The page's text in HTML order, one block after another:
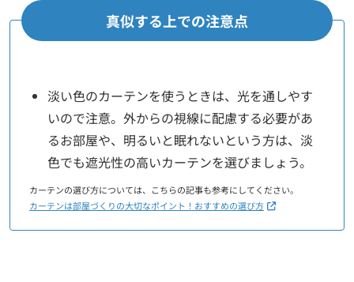
真似する上での注意点
淡い色のカーテンを使うときは、光を通しやす
いので注意。外からの視線に配慮する必要があ
るお部屋や、明るいと眠れないという方は、淡
色でも遮光性の高いカーテンを選びましょう。
カーテンの選び方については、こちらの記事も参考にしてください。
カーテンは部屋づくりの大切なポイント！おすすめの選び方